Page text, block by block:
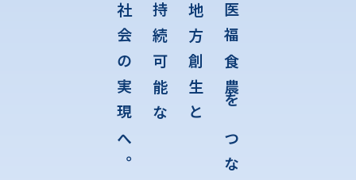
医福食農をつなぎ、
地方創生と
持続可能な
社会の実現へ。